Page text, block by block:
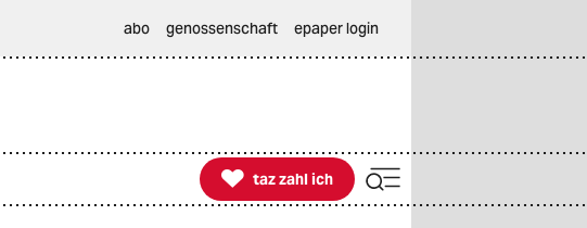
abo genossenschaft epaper login

taz zahl ich
taz zahl ich